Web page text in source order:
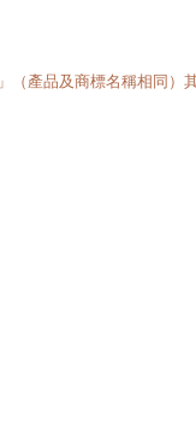
產品及商標名稱相同）